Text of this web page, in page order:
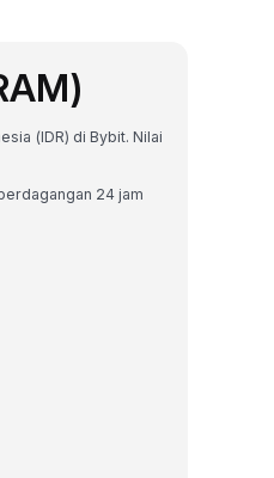
(IDR) di Bybit. Nilai
24 jam